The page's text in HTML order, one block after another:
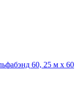
60, 25 м х 60